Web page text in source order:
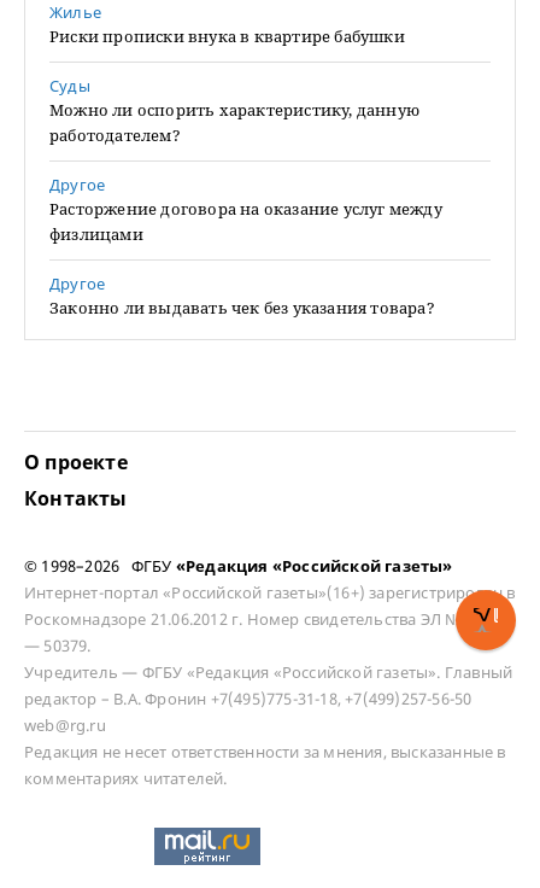
Жилье
Риски прописки внука в квартире бабушки
Суды
Можно ли оспорить характеристику, данную
работодателем?
Другое
Расторжение договора на оказание услуг между
физлицами
Другое
Законно ли выдавать чек без указания товара?
О проекте
Контакты
© 1998–2026 ФГБУ «Редакция «Российской газеты»
Интернет-портал «Российской газеты»(16+) зарегистрирован в
Роскомнадзоре 21.06.2012 г. Номер свидетельства ЭЛ № ФС 77
— 50379.
Учредитель — ФГБУ «Редакция «Российской газеты». Главный
редактор – В.А. Фронин +7(495)775-31-18, +7(499)257-56-50
web@rg.ru
Редакция не несет ответственности за мнения, высказанные в
комментариях читателей.